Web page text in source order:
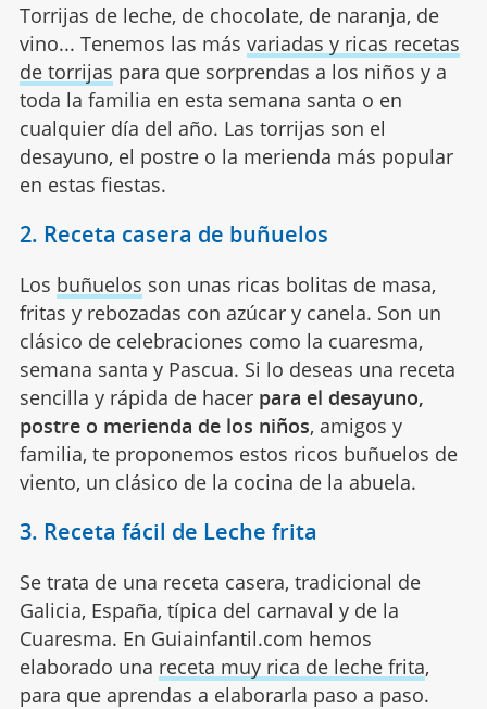
Torrijas de leche, de chocolate, de naranja, de
vino... Tenemos las más variadas y ricas recetas
de torrijas para que sorprendas a los niños y a
toda la familia en esta semana santa o en
cualquier día del año. Las torrijas son el
desayuno, el postre o la merienda más popular
en estas fiestas.
2. Receta casera de buñuelos
Los buñuelos son unas ricas bolitas de masa,
fritas y rebozadas con azúcar y canela. Son un
clásico de celebraciones como la cuaresma,
semana santa y Pascua. Si lo deseas una receta
sencilla y rápida de hacer para el desayuno,
postre o merienda de los niños, amigos y
familia, te proponemos estos ricos buñuelos de
viento, un clásico de la cocina de la abuela.
3. Receta fácil de Leche frita
Se trata de una receta casera, tradicional de
Galicia, España, típica del carnaval y de la
Cuaresma. En Guiainfantil.com hemos
elaborado una receta muy rica de leche frita,
para que aprendas a elaborarla paso a paso.